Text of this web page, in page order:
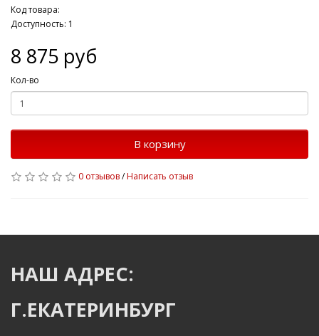
Код товара:
Доступность: 1
8 875 руб
Кол-во
В корзину
0 отзывов/Написать отзыв
НАШ АДРЕС:
Г.ЕКАТЕРИНБУРГ